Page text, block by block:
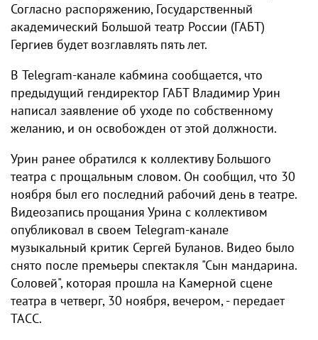
Согласно распоряжению, Государственный
академический Большой театр России (ГАБТ)
Гергиев будет возглавлять пять лет.
В Telegram-канале кабмина сообщается, что
предыдущий гендиректор ГАБТ Владимир Урин
написал заявление об уходе по собственному
желанию, и он освобожден от этой должности.
Урин ранее обратился к коллективу Большого
театра с прощальным словом. Он сообщил, что 30
ноября был его последний рабочий день в театре.
Видеозапись прощания Урина с коллективом
опубликовал в своем Telegram-канале
музыкальный критик Сергей Буланов. Видео было
снято после премьеры спектакля "Сын мандарина.
Соловей", которая прошла на Камерной сцене
театра в четверг, 30 ноября, вечером, - передает
ТАСС.